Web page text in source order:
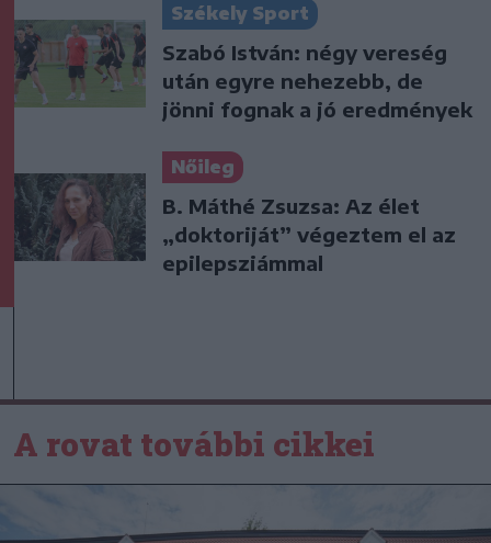
Székely Sport
Szabó István: négy vereség
után egyre nehezebb, de
jönni fognak a jó eredmények
Nőileg
B. Máthé Zsuzsa: Az élet
„doktoriját” végeztem el az
epilepsziámmal
A rovat további cikkei